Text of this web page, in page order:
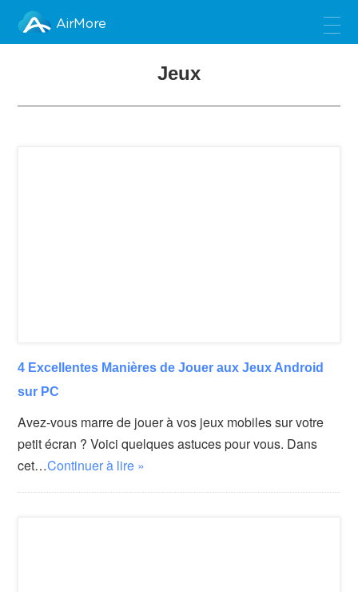
AirMore
Jeux
4 Excellentes Manières de Jouer aux Jeux Android
sur PC
Avez-vous marre de jouer à vos jeux mobiles sur votre
petit écran ? Voici quelques astuces pour vous. Dans
cet…Continuer à lire »